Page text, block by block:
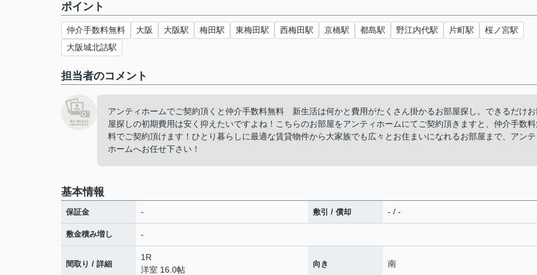
ポイント
仲介手数料無料 大阪 大阪駅 梅田駅 東梅田駅 西梅田駅 京橋駅 都島駅 野江内代駅 片町駅
桜ノ宮駅
大阪城北詰駅
担当者のコメント
アンティホームでご契約頂くと仲介手数料無料 新生活は何かと費用がたくさん掛かるお部屋探し。できるだけお
屋探しの初期費用は安く抑えたいですよね！こちらのお部屋をアンティホームにてご契約頂きますと、仲介手数
料でご契約頂けます！ひとり暮らしに最適な賃貸物件から大家族でも広々とお住まいになれるお部屋まで、アンテ
ホームへお任せ下さい！
基本情報
保証金 - 敷引 / 償却 - / -
敷金積み増し -
間取り / 詳細
1R
洋室 16.0帖
向き 南